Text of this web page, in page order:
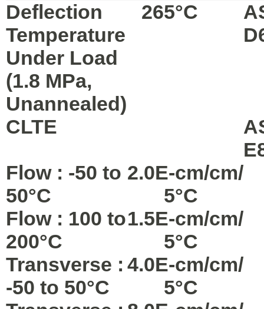
Deflection
Temperature
Under Load
(1.8 MPa,
Unannealed)
265°C
CLTE
Flow : -50 to
50°C
2.0E-
5
cm/cm/
°C
Flow : 100 to
200°C
1.5E-
5
cm/cm/
°C
Transverse :
-50 to 50°C
4.0E-
5
cm/cm/
°C